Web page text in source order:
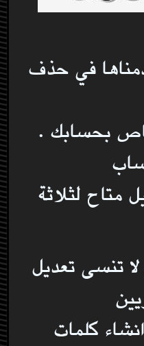
في حذف
بحسابك .
متاح لثلاثة
لا تنسى تعديل
كلمات